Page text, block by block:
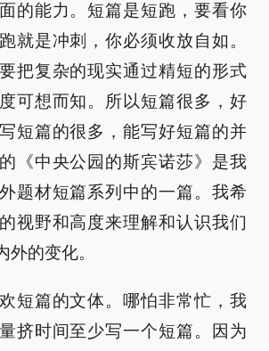
的能力。短篇是短跑，要看你
就是冲刺，你必须收放自如。
把复杂的现实通过精短的形式
可想而知。所以短篇很多，好
短篇的很多，能写好短篇的并
《中央公园的斯宾诺莎》是我
题材短篇系列中的一篇。我希
视野和高度来理解和认识我们
外的变化。
短篇的文体。哪怕非常忙，我
挤时间至少写一个短篇。因为